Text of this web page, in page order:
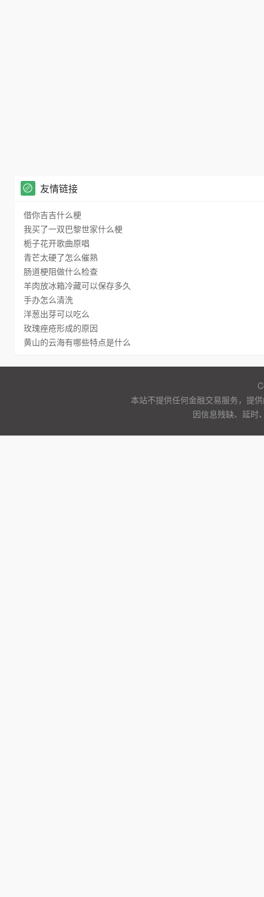
友情链接
借你吉吉什么梗
我买了一双巴黎世家什么梗
栀子花开歌曲原唱
青芒太硬了怎么催熟
肠道梗阻做什么检查
羊肉放冰箱冷藏可以保存多久
手办怎么清洗
洋葱出芽可以吃么
玫瑰痤疮形成的原因
黄山的云海有哪些特点是什么
本站不提供任何金融交易服务，提
因信息残缺、延时